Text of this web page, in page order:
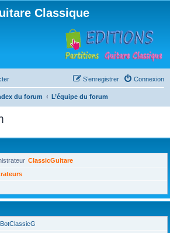
Classique
Connexion
S’enregistrer
du forum L’équipe du forum
ClassicGuitare
BotClassicG